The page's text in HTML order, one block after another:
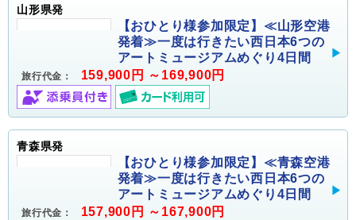
山形県発
【おひとり様参加限定】≪山形空港
発着≫一度は行きたい西日本6つの
アートミュージアムめぐり4日間
旅行代金： 159,900円 ～169,900円
青森県発
【おひとり様参加限定】≪青森空港
発着≫一度は行きたい西日本6つの
アートミュージアムめぐり4日間
旅行代金： 157,900円 ～167,900円